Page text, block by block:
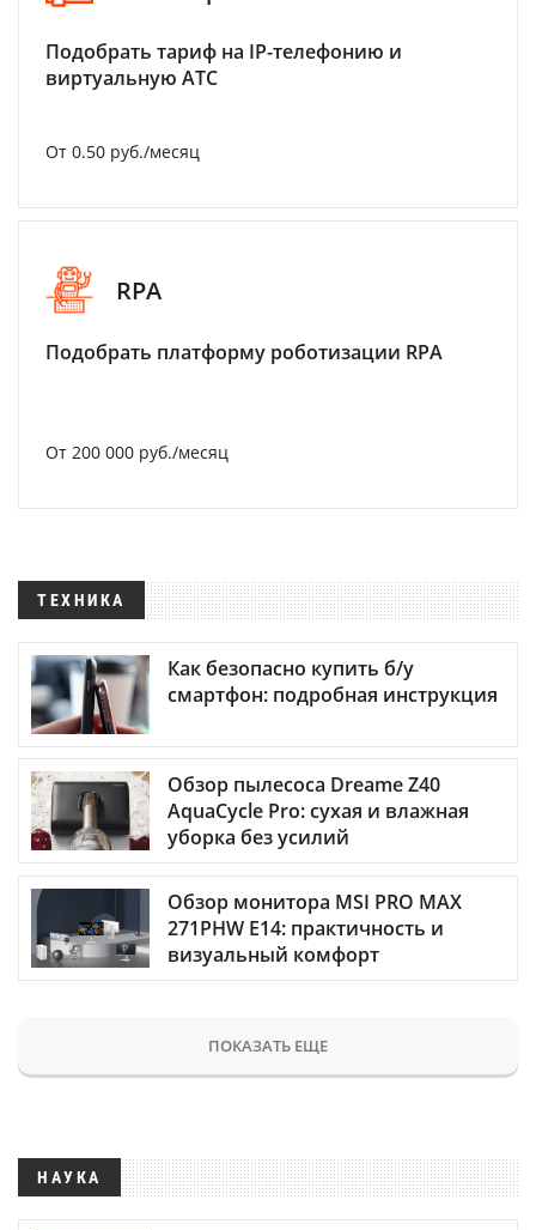
Подобрать тариф на IP-телефонию и
виртуальную АТС
От 0.50 руб./месяц
RPA
Подобрать платформу роботизации RPA
От 200 000 руб./месяц
ТЕХНИКА
Как безопасно купить б/у
смартфон: подробная инструкция
Обзор пылесоса Dreame Z40
AquaCycle Pro: сухая и влажная
уборка без усилий
Обзор монитора MSI PRO MAX
271PHW E14: практичность и
визуальный комфорт
ПОКАЗАТЬ ЕЩЕ
НАУКА